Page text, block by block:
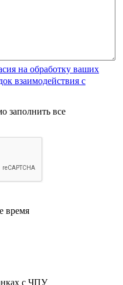
на обработку ваших
взаимодействия с
заполнить все
время
с ЧПУ